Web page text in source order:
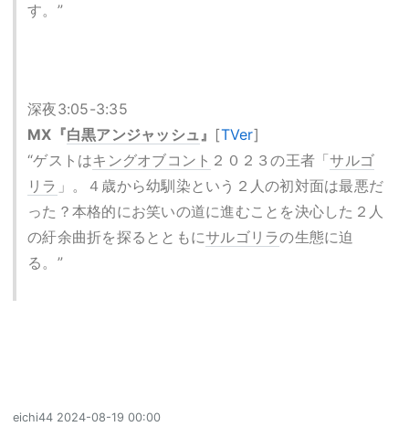
す。”
深夜3:05-3:35
MX『白黒アンジャッシュ』 [TVer]
“ゲストはキングオブコント ２０２３の王者「サルゴ
リラ 」。４歳から幼馴染という２人の初対面は最悪だ
った？本格的にお笑いの道に進むことを決心した２人
の紆余曲折を探るとともにサルゴリラの生態に迫
る。”
eichi44 2024-08-19 00:00